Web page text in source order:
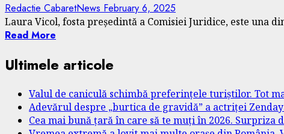
Redactie CabaretNews February 6, 2025
Laura Vicol, fosta președintă a Comisiei Juridice, este una
Read More
Ultimele articole
Valul de caniculă schimbă preferințele turiștilor. Tot
Adevărul despre „burtica de gravidă” a actriței
Cea mai bună țară în care să te muți în 2026. Surpriza